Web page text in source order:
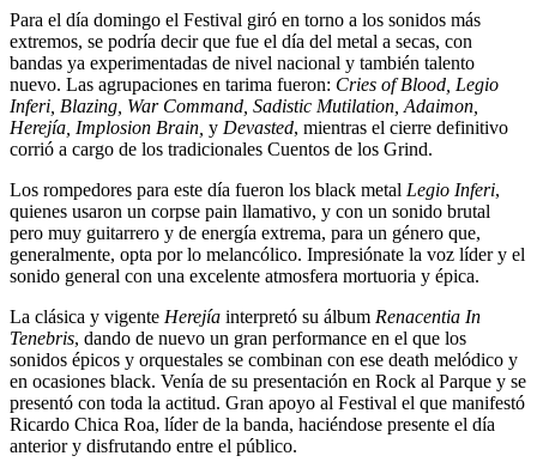
Para el día domingo el Festival giró en torno a los sonidos más
extremos, se podría decir que fue el día del metal a secas, con
bandas ya experimentadas de nivel nacional y también talento
nuevo. Las agrupaciones en tarima fueron: Cries of Blood, Legio
Inferi, Blazing, War Command, Sadistic Mutilation, Adaimon,
Herejía, Implosion Brain, y Devasted, mientras el cierre definitivo
corrió a cargo de los tradicionales Cuentos de los Grind.
Los rompedores para este día fueron los black metal Legio Inferi,
quienes usaron un corpse pain llamativo, y con un sonido brutal
pero muy guitarrero y de energía extrema, para un género que,
generalmente, opta por lo melancólico. Impresiónate la voz líder y el
sonido general con una excelente atmosfera mortuoria y épica.
La clásica y vigente Herejía interpretó su álbum Renacentia In
Tenebris, dando de nuevo un gran performance en el que los
sonidos épicos y orquestales se combinan con ese death melódico y
en ocasiones black. Venía de su presentación en Rock al Parque y se
presentó con toda la actitud. Gran apoyo al Festival el que manifestó
Ricardo Chica Roa, líder de la banda, haciéndose presente el día
anterior y disfrutando entre el público.